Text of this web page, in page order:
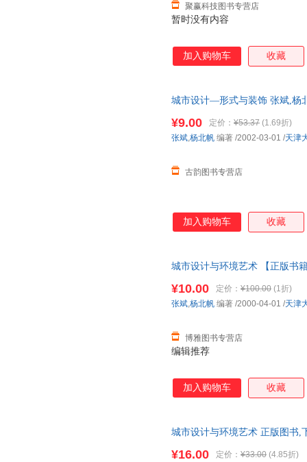
暂时没有内容
聚赢科技图书专营店
加入购物车 收藏
城市设计—形式与装饰 张斌,杨
¥9.00 定价： ¥53.37 (1.69折)
古韵图书专营店
张斌,杨北帆 编著 /2002-03-01 /天津
加入购物车 收藏
城市设计与环境艺术 【正版书
编辑推荐
¥10.00 定价： ¥100.00 (1折)
博雅图书专营店
张斌,杨北帆 编著 /2000-04-01 /天津
加入购物车 收藏
城市设计与环境艺术 正版图书,
¥16.00 定价： ¥33.00 (4.85折)